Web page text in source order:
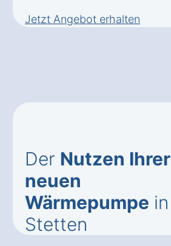
Jetzt Angebot erhalten
Der Nutzen Ihrer
neuen
Wärmepumpe in
Stetten